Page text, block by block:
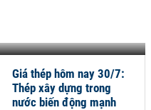
Giá thép hôm nay 30/7:
Thép xây dựng trong
nước biến động mạnh